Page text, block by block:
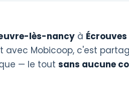
lès-nancy à Écrouves
avec Mobicoop, c'est
— le tout sans aucune